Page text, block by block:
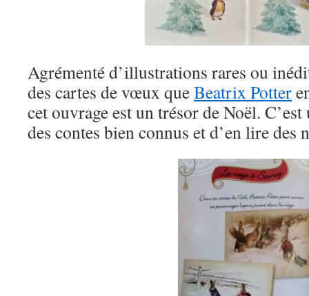
Agrémenté d’illustrations rares ou
des cartes de vœux queBeatrix Potter
cet ouvrage est un trésor de Noël.
des contes bien connus et d’en lire des